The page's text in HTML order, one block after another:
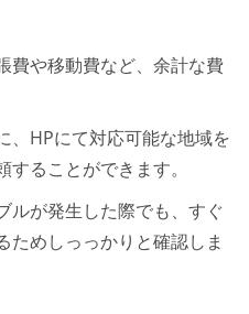
費や移動費など、余計な費
、HPにて対応可能な地域を
ることができます。
ルが発生した際でも、すぐ
ためしっっかりと確認しま